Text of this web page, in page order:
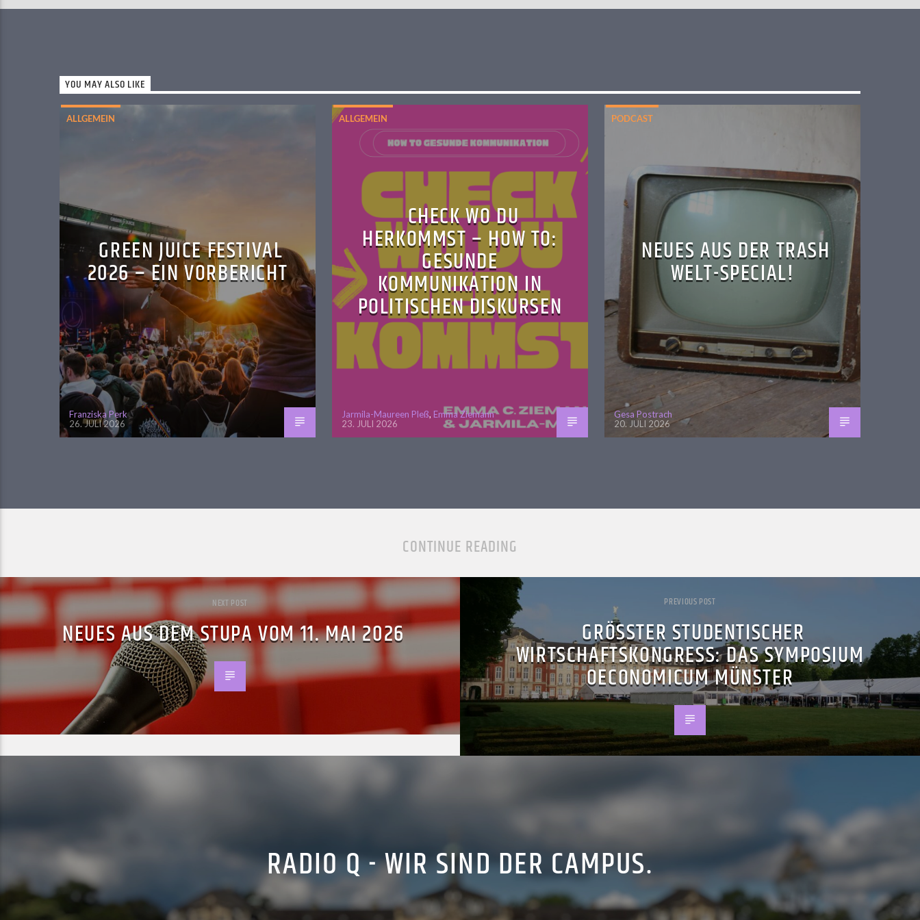
YOU MAY ALSO LIKE
ALLGEMEIN
GREEN JUICE FESTIVAL
2026 – EIN VORBERICHT
Franziska Perk
26. JULI 2026
ALLGEMEIN
CHECK WO DU
HERKOMMST – HOW TO:
GESUNDE
KOMMUNIKATION IN
POLITISCHEN DISKURSEN
Jarmila-Maureen Pleß, Emma Ziemann
23. JULI 2026
PODCAST
NEUES AUS DER TRASH
WELT-SPECIAL!
Gesa Postrach
20. JULI 2026
CONTINUE READING
NEXT POST
NEUES AUS DEM STUPA VOM 11. MAI 2026
PREVIOUS POST
GRÖSSTER STUDENTISCHER W
IRTSCHAFTSKONGRESS: DAS SYMPOSIUM O
ECONOMICUM MÜNSTER
RADIO Q - WIR SIND DER CAMPUS.